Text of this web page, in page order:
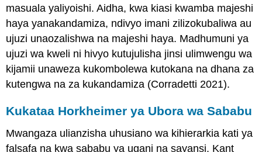
masuala yaliyoishi. Aidha, kwa kiasi kwamba majeshi
haya yanakandamiza, ndivyo imani zilizokubaliwa au
ujuzi unaozalishwa na majeshi haya. Madhumuni ya
ujuzi wa kweli ni hivyo kutujulisha jinsi ulimwengu wa
kijamii unaweza kukombolewa kutokana na dhana za
kutengwa na za kukandamiza (Corradetti 2021).
Kukataa Horkheimer ya Ubora wa Sababu
Mwangaza ulianzisha uhusiano wa kihierarkia kati ya
falsafa na kwa sababu ya ugani na sayansi. Kant